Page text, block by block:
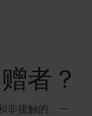
者？
非接触的。一